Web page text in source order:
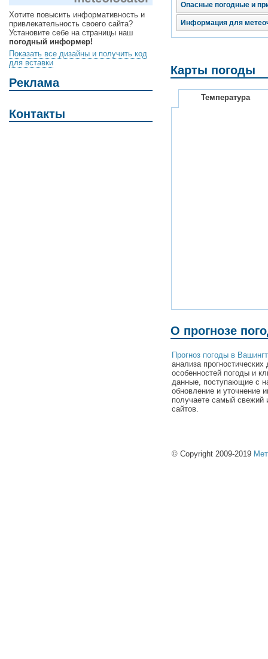
Хотите повысить информативность и
привлекательность своего сайта?
Установите себе на страницы наш
погодный информер!
Показать все дизайны и получить код
для вставки
Реклама
Контакты
Опасные погодные и
Информация для
Карты погоды
Температура
О прогнозе
Прогноз погоды в
анализа
особенностей погоды и
данные, поступающие с
обновление и уточнение
получаете самый свежий
сайтов.
© Copyright 2009-2019